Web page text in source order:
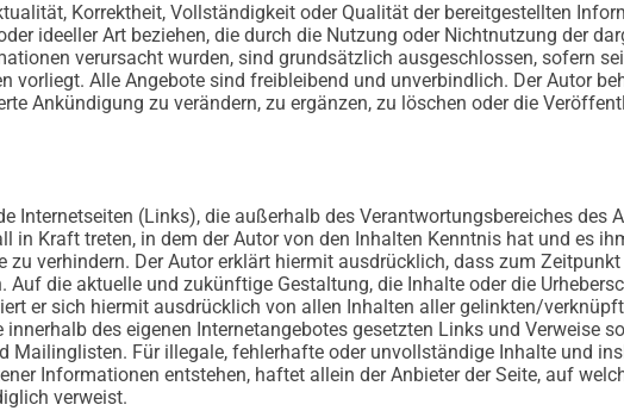
Korrektheit, Vollständigkeit oder Qualität der bereitgestellten
ideeller Art beziehen, die durch die Nutzung oder Nichtnutzung der
verursacht wurden, sind grundsätzlich ausgeschlossen, sofern
vorliegt. Alle Angebote sind freibleibend und unverbindlich. Der Autor
Ankündigung zu verändern, zu ergänzen, zu löschen oder die
Internetseiten (Links), die außerhalb des Verantwortungsbereiches des
in Kraft treten, in dem der Autor von den Inhalten Kenntnis hat und es
verhindern. Der Autor erklärt hiermit ausdrücklich, dass zum
Auf die aktuelle und zukünftige Gestaltung, die Inhalte oder die
er sich hiermit ausdrücklich von allen Inhalten aller gelinkten/
des eigenen Internetangebotes gesetzten Links und Verweise
Mailinglisten. Für illegale, fehlerhafte oder unvollständige Inhalte und
Informationen entstehen, haftet allein der Anbieter der Seite, auf
verweist.